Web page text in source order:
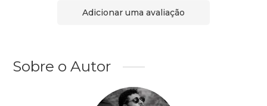
Adicionar uma avaliação
Sobre o Autor